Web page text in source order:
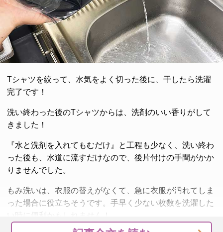
Tシャツを絞って、水気をよく切った後に、干したら洗濯
完了です！
洗い終わった後のTシャツからは、洗剤のいい香りがして
きました！
『水と洗剤を入れてもむだけ』と工程も少なく、洗い終わ
った後も、水道に流すだけなので、後片付けの手間がかか
りませんでした。
もみ洗いは、衣服の替えがなくて、急に衣服が汚れてしま
った場合に役立ちそうです。手早く少ない枚数を洗濯した
い時に便利かもしれません！